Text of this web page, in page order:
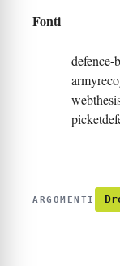
Fonti
defence-
ARGOMENTI